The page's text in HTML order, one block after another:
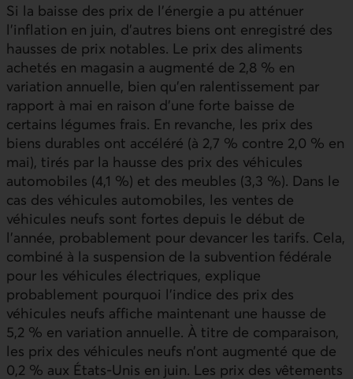
Si la baisse des prix de l’énergie a pu atténuer
l’inflation en juin, d’autres biens ont enregistré des
hausses de prix notables. Le prix des aliments
achetés en magasin a augmenté de 2,8 % en
variation annuelle, bien qu’en ralentissement par
rapport à mai en raison d’une forte baisse de
certains légumes frais. En revanche, les prix des
biens durables ont accéléré (à 2,7 % contre 2,0 % en
mai), tirés par la hausse des prix des véhicules
automobiles (4,1 %) et des meubles (3,3 %). Dans le
cas des véhicules automobiles, les ventes de
véhicules neufs sont fortes depuis le début de
l’année, probablement pour devancer les tarifs. Cela,
combiné à la suspension de la subvention fédérale
pour les véhicules électriques, explique
probablement pourquoi l’indice des prix des
véhicules neufs affiche maintenant une hausse de
5,2 % en variation annuelle. À titre de comparaison,
les prix des véhicules neufs n’ont augmenté que de
0,2 % aux États-Unis en juin. Les prix des vêtements